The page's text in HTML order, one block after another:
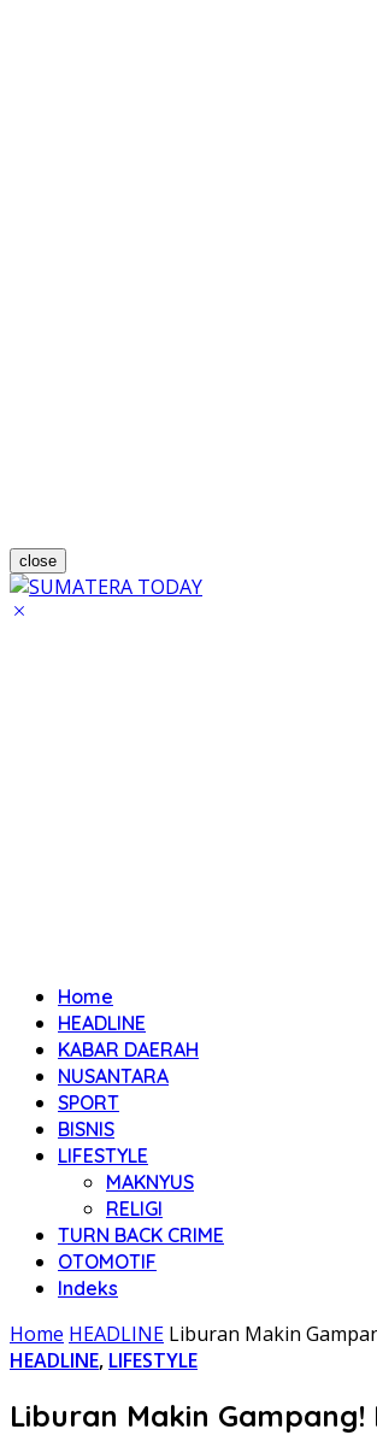
close
Home
HEADLINE
KABAR DAERAH
NUSANTARA
SPORT
BISNIS
LIFESTYLE
MAKNYUS
RELIGI
TURN BACK CRIME
OTOMOTIF
Indeks
Home HEADLINE Liburan Makin
HEADLINE, LIFESTYLE
Liburan Makin